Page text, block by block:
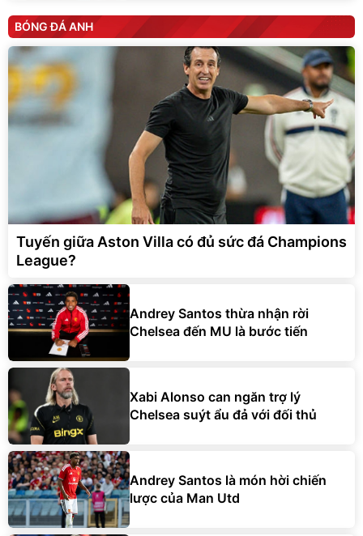
BÓNG ĐÁ ANH
Tuyến giữa Aston Villa có đủ sức đá Champions
League?
Andrey Santos thừa nhận rời
Chelsea đến MU là bước tiến
Xabi Alonso can ngăn trợ lý
Chelsea suýt ẩu đả với đối thủ
Andrey Santos là món hời chiến
lược của Man Utd